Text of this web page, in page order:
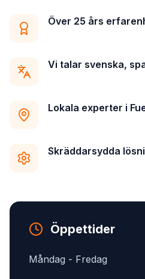
Över 25 års
Vi talar svenska,
Lokala experter i
Skräddarsydda
Öppettider
Måndag - Fredag